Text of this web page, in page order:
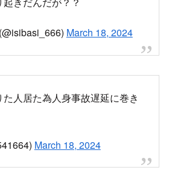
人居た為人身事故遅延に巻き